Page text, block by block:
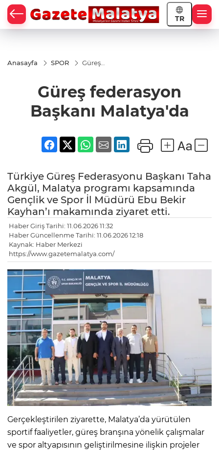
TR
Anasayfa SPOR
Güreş
Malatya'da
Güreş federasyon
Başkanı Malatya'da
Türkiye Güreş Federasyonu Başkanı Taha
Akgül, Malatya programı kapsamında
Gençlik ve Spor İl Müdürü Ebu Bekir
Kayhan’ı makamında ziyaret etti.
Haber Giriş Tarihi: 11.06.2026 11:32
Haber Güncellenme Tarihi: 11.06.2026 12:18
Kaynak: Haber Merkezi
https://www.gazetemalatya.com/
Gerçekleştirilen ziyarette, Malatya’da yürütülen
sportif faaliyetler, güreş branşına yönelik çalışmalar
ve spor altyapısının geliştirilmesine ilişkin projeler